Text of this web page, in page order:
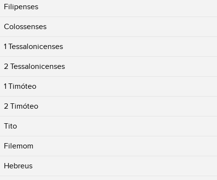
Filipenses
Colossenses
1 Tessalonicenses
2 Tessalonicenses
1 Timóteo
2 Timóteo
Tito
Filemom
Hebreus